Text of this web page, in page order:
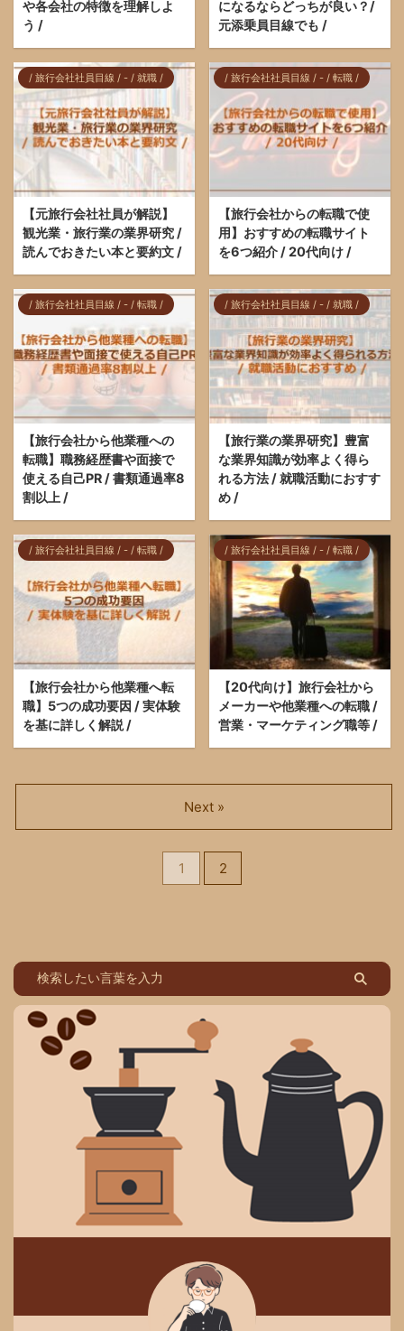
や各会社の特徴を理解しよ
う /
になるならどっちが良い？/
元添乗員目線でも /
/ 旅行会社社員目線 / - / 就職 /
【元旅行会社社員が解説】
観光業・旅行業の業界研究 /
読んでおきたい本と要約文 /
/ 旅行会社社員目線 / - / 転職 /
【旅行会社からの転職で使
用】おすすめの転職サイト
を6つ紹介 / 20代向け /
/ 旅行会社社員目線 / - / 転職 /
【旅行会社から他業種への
転職】職務経歴書や面接で
使える自己PR / 書類通過率8
割以上 /
/ 旅行会社社員目線 / - / 就職 /
【旅行業の業界研究】豊富
な業界知識が効率よく得ら
れる方法 / 就職活動におすす
め /
/ 旅行会社社員目線 / - / 転職 /
【旅行会社から他業種へ転
職】5つの成功要因 / 実体験
を基に詳しく解説 /
/ 旅行会社社員目線 / - / 転職 /
【20代向け】旅行会社から
メーカーや他業種への転職 /
営業・マーケティング職等 /
1 2
Next »